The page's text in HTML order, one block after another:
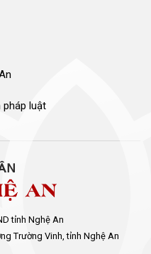
pháp luật
tỉnh Nghệ An
Trường Vinh, tỉnh Nghệ An